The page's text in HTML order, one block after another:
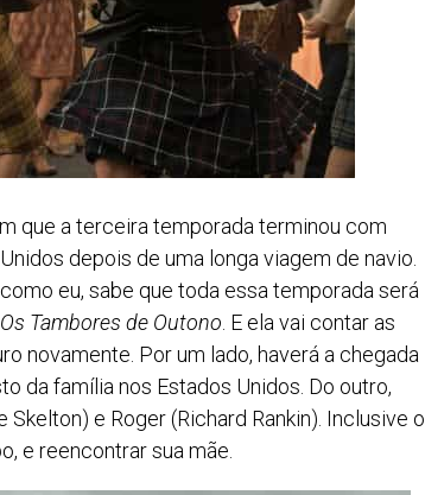
que a terceira temporada terminou com
depois de uma longa viagem de navio.
eu, sabe que toda essa temporada será
Os Tambores de Outono . E ela vai contar as
novamente. Por um lado, haverá a chegada
da família nos Estados Unidos. Do outro,
e Roger (Richard Rankin). Inclusive o
e reencontrar sua mãe.